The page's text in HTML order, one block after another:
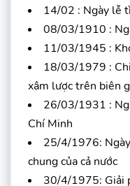
14/02 : Ngày lễ
08/03/1910 :
11/03/1945 :
18/03/1979 :
xâm lược trên biên
26/03/1931 :
Chí Minh
25/4/1976:
chung của cả nước
30/4/1975: Giải